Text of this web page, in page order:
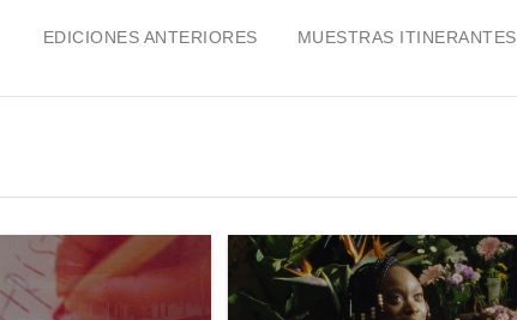
EDICIONES ANTERIORES MUESTRAS ITINERANTES